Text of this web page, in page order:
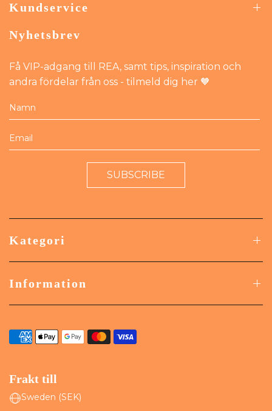
Kundservice
Kategori
Information
Nyhetsbrev
Få VIP-adgang till REA, samt tips, inspiration och
andra fördelar från oss - tilmeld dig her 🧡
SUBSCRIBE
Frakt till